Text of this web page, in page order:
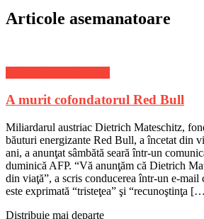
Articole asemanatoare
A murit cofondatorul Red Bull
Miliardarul austriac Dietrich Mateschitz,
băuturi energizante Red Bull, a încetat din
ani, a anunţat sâmbătă seară într-un
duminică AFP. “Vă anunţăm că Dietrich
din viaţă”, a scris conducerea într-un e-mail
este exprimată “tristeţea” şi “recunoştinţa
Distribuie mai departe